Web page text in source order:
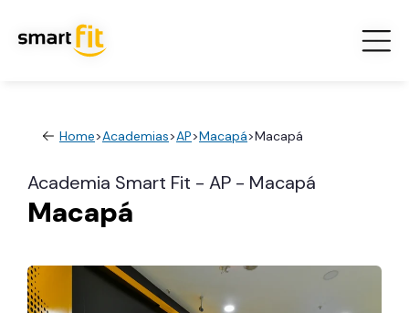
Home>Academias>AP>Macapá>Macapá
Academia Smart Fit - AP - Macapá
Macapá